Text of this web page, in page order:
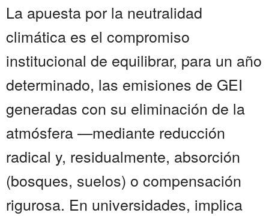
La apuesta por la neutralidad
climática es el compromiso
institucional de equilibrar, para un año
determinado, las emisiones de GEI
generadas con su eliminación de la
atmósfera —mediante reducción
radical y, residualmente, absorción
(bosques, suelos) o compensación
rigurosa. En universidades, implica